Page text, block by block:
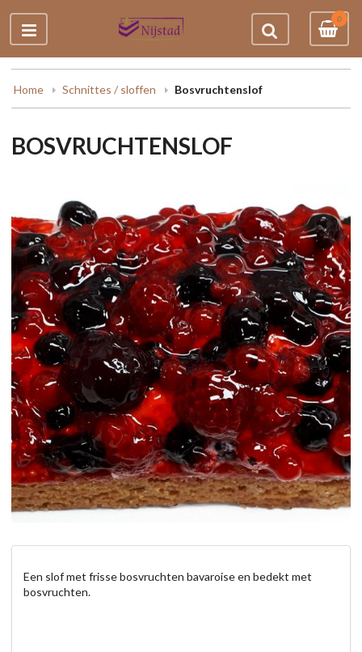
0
Home Schnittes / sloffen Bosvruchtenslof
BOSVRUCHTENSLOF
Een slof met frisse bosvruchten bavaroise en bedekt met
bosvruchten.